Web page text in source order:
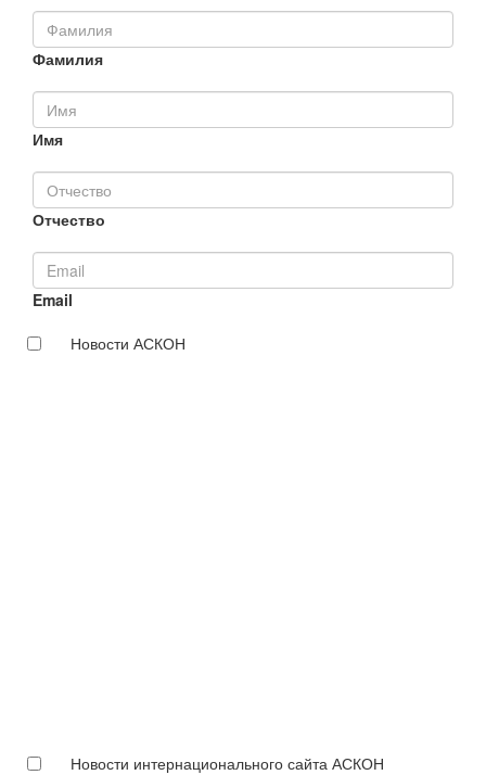
Фамилия
Имя
Отчество
Email
Новости АСКОН
Новости интернационального сайта АСКОН